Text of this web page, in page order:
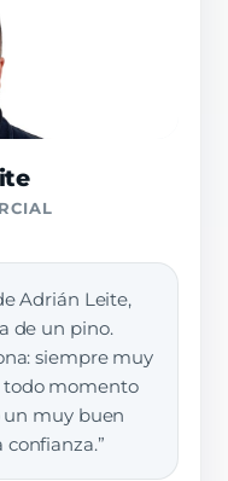
Adrián Leite,
de un pino.
siempre muy
momento
un muy buen